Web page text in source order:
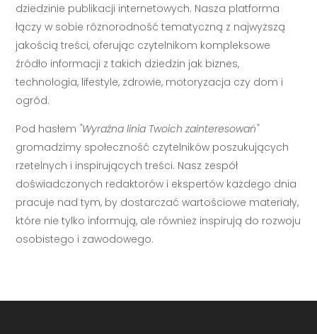
dziedzinie publikacji internetowych. Nasza platforma
łączy w sobie różnorodność tematyczną z najwyższą
jakością treści, oferując czytelnikom kompleksowe
źródło informacji z takich dziedzin jak biznes,
technologia, lifestyle, zdrowie, motoryzacja czy dom i
ogród.
Pod hasłem "Wyraźna linia Twoich zainteresowań"
gromadzimy społeczność czytelników poszukujących
rzetelnych i inspirujących treści. Nasz zespół
doświadczonych redaktorów i ekspertów każdego dnia
pracuje nad tym, by dostarczać wartościowe materiały,
które nie tylko informują, ale również inspirują do rozwoju
osobistego i zawodowego.